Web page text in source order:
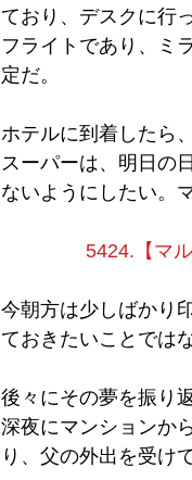
ており、デスクに行
フライトであり、ミ
定だ。
ホテルに到着したら
スーパーは、明日の
ないようにしたい。
5424.【マ
今朝方は少しばかり
ておきたいことではな
後々にその夢を振り
深夜にマンションか
り、父の外出を受け